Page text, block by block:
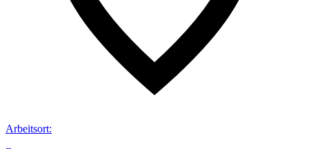
Arbeitsort: